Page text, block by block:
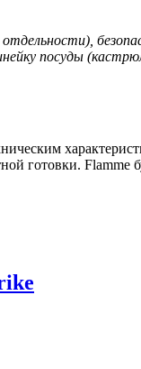
посуды
готовки.